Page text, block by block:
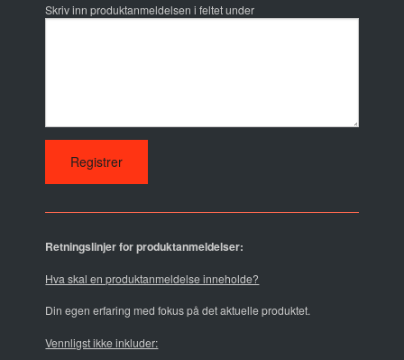
Skriv inn produktanmeldelsen i feltet under
Retningslinjer for produktanmeldelser:
Hva skal en produktanmeldelse inneholde?
Din egen erfaring med fokus på det aktuelle produktet.
Vennligst ikke inkluder: